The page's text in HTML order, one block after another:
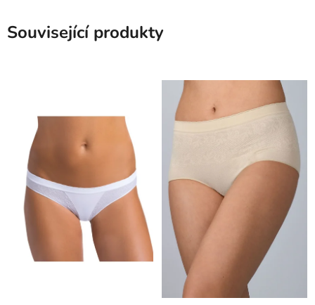
Související produkty